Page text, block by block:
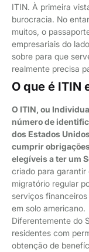
ITIN. À primeira
burocracia. No
muitos, o
empresariais do
sobre para que
realmente precisa
O que é ITIN
O ITIN, ou
número de
dos Estados
cumprir
elegíveis a ter um
criado para
migratório regular
serviços
em solo americano.
Diferentemente do
residentes com
obtenção de